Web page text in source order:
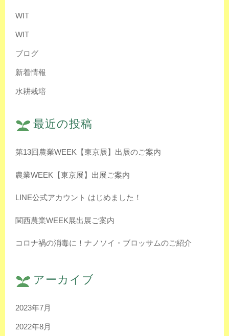
WIT
WIT
ブログ
新着情報
水耕栽培
最近の投稿
第13回農業WEEK【東京展】出展のご案内
農業WEEK【東京展】出展ご案内
LINE公式アカウント はじめました！
関西農業WEEK展出展ご案内
コロナ禍の消毒に！ナノソイ・ブロッサムのご紹介
アーカイブ
2023年7月
2022年8月